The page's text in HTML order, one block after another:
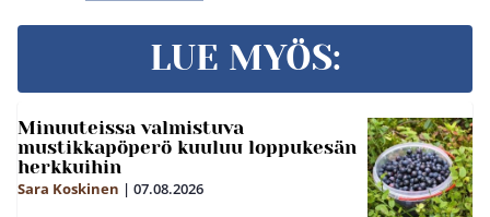
LUE MYÖS:
Minuuteissa valmistuva
mustikkapöperö kuuluu loppukesän
herkkuihin
Sara Koskinen | 07.08.2026